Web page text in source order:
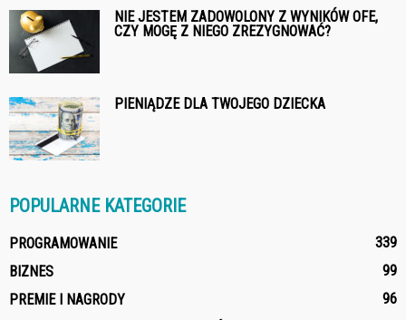
NIE JESTEM ZADOWOLONY Z WYNIKÓW OFE,
CZY MOGĘ Z NIEGO ZREZYGNOWAĆ?
PIENIĄDZE DLA TWOJEGO DZIECKA
POPULARNE KATEGORIE
PROGRAMOWANIE
339
BIZNES
99
PREMIE I NAGRODY
96